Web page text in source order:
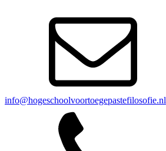
info@hogeschoolvoortoegepastefilosofie.nl